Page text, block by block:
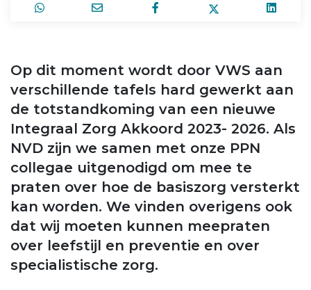
Op dit moment wordt door VWS aan
verschillende tafels hard gewerkt aan
de totstandkoming van een nieuwe
Integraal Zorg Akkoord 2023- 2026. Als
NVD zijn we samen met onze PPN
collegae uitgenodigd om mee te
praten over hoe de basiszorg versterkt
kan worden. We vinden overigens ook
dat wij moeten kunnen meepraten
over leefstijl en preventie en over
specialistische zorg.